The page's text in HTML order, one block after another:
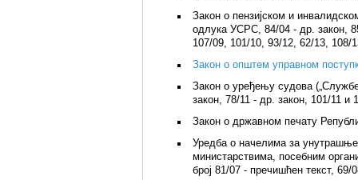
Закон о пензијском и
одлука УСРС, 84/04 - др. закон,
107/09, 101/10, 93/12, 62/13, 108/
Закон о општем управном
Закон о уређењу судова
закон, 78/11 - др. закон, 101/11 и
Закон о државном печату
Уредба о начелима за
министарствима, посебним
број 81/07 - пречишћен текст, 69/